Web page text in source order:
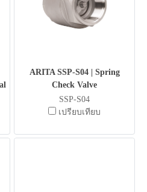
ARITA SSP-S04 | Spring
Check Valve
SSP-S04
เปรียบเทียบ